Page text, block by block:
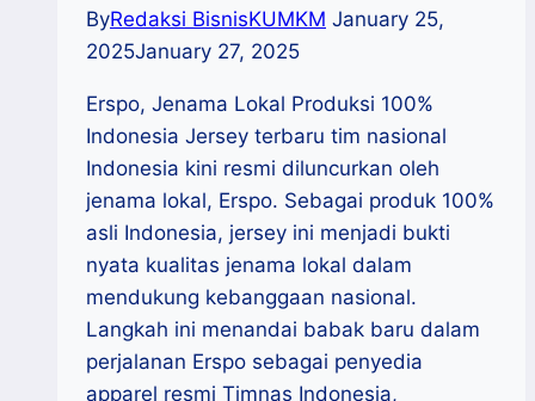
ByRedaksi BisnisKUMKM January 25,
2025January 27, 2025
Erspo, Jenama Lokal Produksi 100%
Indonesia Jersey terbaru tim nasional
Indonesia kini resmi diluncurkan oleh
jenama lokal, Erspo. Sebagai produk 100%
asli Indonesia, jersey ini menjadi bukti
nyata kualitas jenama lokal dalam
mendukung kebanggaan nasional.
Langkah ini menandai babak baru dalam
perjalanan Erspo sebagai penyedia
apparel resmi Timnas Indonesia,